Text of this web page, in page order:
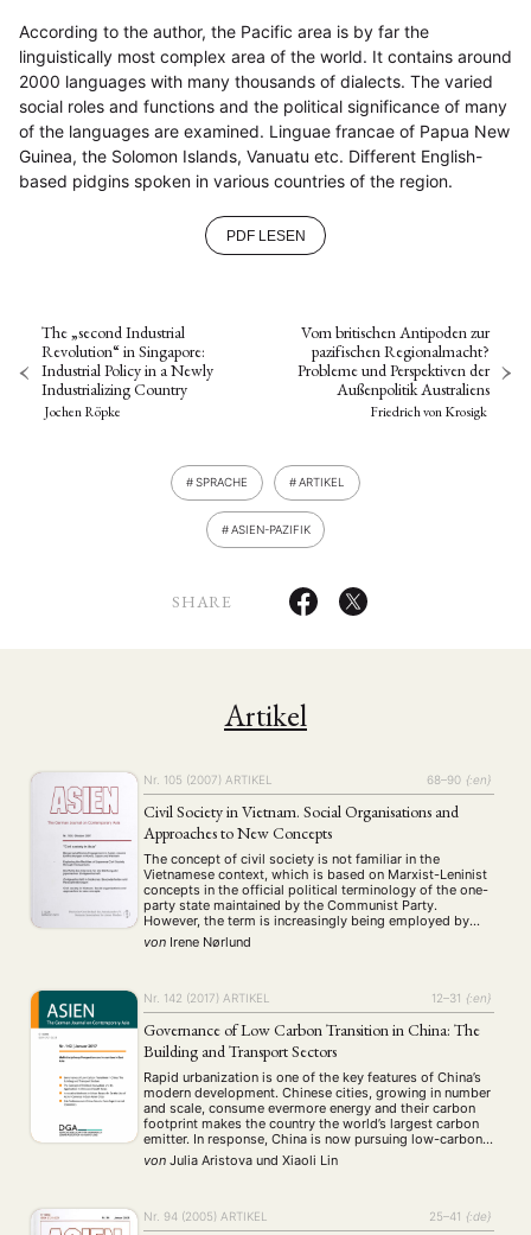
According to the author, the Pacific area is by far the
linguistically most complex area of the world. It contains around
2000 languages with many thousands of dialects. The varied
social roles and functions and the political significance of many
of the languages are examined. Linguae francae of Papua New
Guinea, the Solomon Islands, Vanuatu etc. Different English-
based pidgins spoken in various countries of the region.
PDF LESEN
The „second Industrial
Revolution“ in Singapore:
Industrial Policy in a Newly
Industrializing Country
Jochen Röpke
Vom britischen Antipoden zur
pazifischen Regionalmacht?
Probleme und Perspektiven der
Außenpolitik Australiens
Friedrich von Krosigk
SPRACHE ARTIKEL
ASIEN-PAZIFIK
SHARE
Artikel
Nr. 105 (2007) ARTIKEL 68–90 {:en}
Civil Society in Vietnam. Social Organisations and
Approaches to New Concepts
The concept of civil society is not familiar in the
Vietnamese context, which is based on Marxist-Leninist
concepts in the official political terminology of the one-
party state maintained by the Communist Party.
However, the term is increasingly being employed by
scholars and practitioners, and even the state is
beginning to open up to its use. …
von Irene Nørlund
Nr. 142 (2017) ARTIKEL 12–31 {:en}
Governance of Low Carbon Transition in China: The
Building and Transport Sectors
Rapid urbanization is one of the key features of China’s
modern development. Chinese cities, growing in number
and scale, consume evermore energy and their carbon
footprint makes the country the world’s largest carbon
emitter. In response, China is now pursuing low-carbon
development. The low-carbon transition ideal suggests
a fundamental change in the way that energy …
von Julia Aristova und Xiaoli Lin
Nr. 94 (2005) ARTIKEL 25–41 {:de}